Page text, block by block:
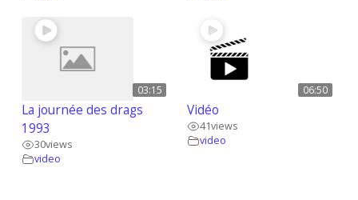
03:15
La journée des drags
1993
30views
video
06:50
Vidéo
41views
video